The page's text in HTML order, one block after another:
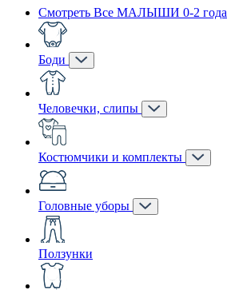
Смотреть Все МАЛЫШИ 0-2 года
Боди
Человечки, слипы
Костюмчики и комплекты
Головные уборы
Ползунки